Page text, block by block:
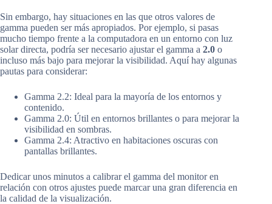
Sin embargo, hay situaciones en las que otros valores de
gamma pueden ser más apropiados. Por ejemplo, si pasas
mucho tiempo frente a la computadora en un entorno con luz
solar directa, podría ser necesario ajustar el gamma a 2.0 o
incluso más bajo para mejorar la visibilidad. Aquí hay algunas
pautas para considerar:
Gamma 2.2: Ideal para la mayoría de los entornos y
contenido.
Gamma 2.0: Útil en entornos brillantes o para mejorar la
visibilidad en sombras.
Gamma 2.4: Atractivo en habitaciones oscuras con
pantallas brillantes.
Dedicar unos minutos a calibrar el gamma del monitor en
relación con otros ajustes puede marcar una gran diferencia en
la calidad de la visualización.